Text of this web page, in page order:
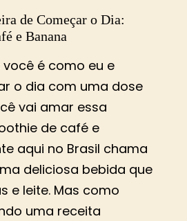
de Começar o Dia:
e Banana
você é como eu e
o dia com uma dose
vai amar essa
de café e
aqui no Brasil chama
deliciosa bebida que
e leite. Mas como
uma receita